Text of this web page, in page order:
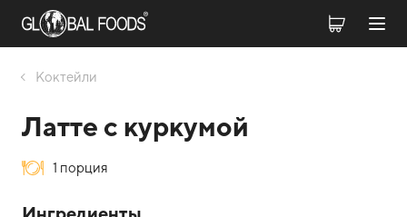
Коктейли
Латте с куркумой
1 порция